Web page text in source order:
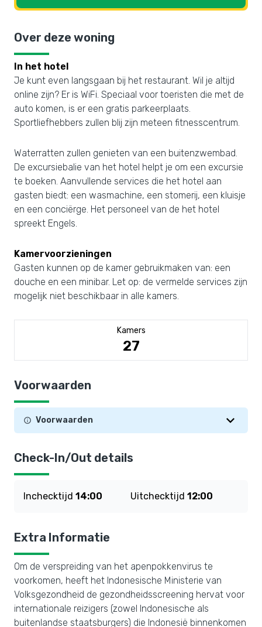
Over deze woning
In het hotel
Je kunt even langsgaan bij het restaurant. Wil je altijd
online zijn? Er is WiFi. Speciaal voor toeristen die met de
auto komen, is er een gratis parkeerplaats.
Sportliefhebbers zullen blij zijn meteen fitnesscentrum.
Waterratten zullen genieten van een buitenzwembad.
De excursiebalie van het hotel helpt je om een excursie
te boeken. Aanvullende services die het hotel aan
gasten biedt: een wasmachine, een stomerij, een kluisje
en een conciërge. Het personeel van de het hotel
spreekt Engels.
Kamervoorzieningen
Gasten kunnen op de kamer gebruikmaken van: een
douche en een minibar. Let op: de vermelde services zijn
mogelijk niet beschikbaar in alle kamers.
Kamers
27
Voorwaarden
Voorwaarden
Check-In/Out details
Inchecktijd 14:00 Uitchecktijd 12:00
Extra Informatie
Om de verspreiding van het apenpokkenvirus te
voorkomen, heeft het Indonesische Ministerie van
Volksgezondheid de gezondheidsscreening hervat voor
internationale reizigers (zowel Indonesische als
buitenlandse staatsburgers) die Indonesië binnenkomen